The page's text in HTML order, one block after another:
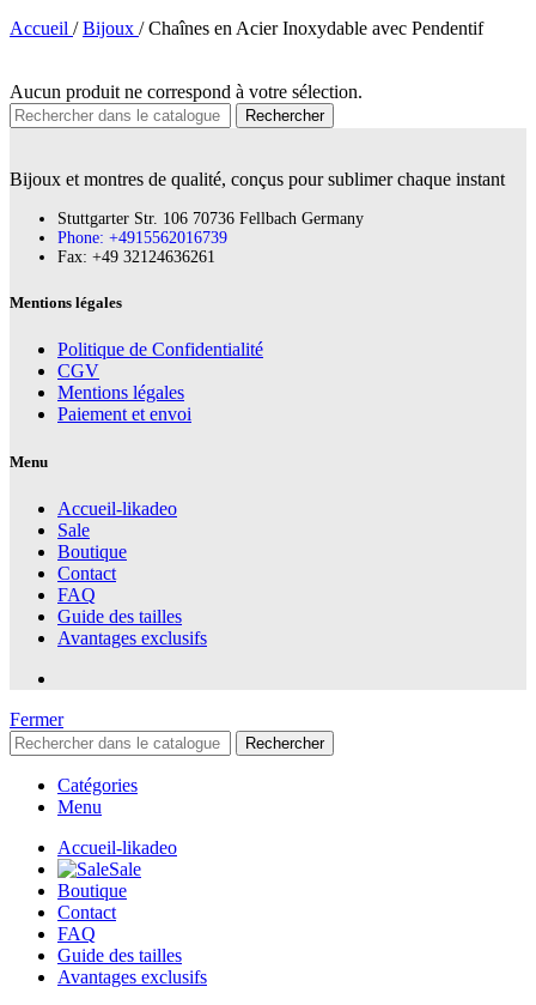
Accueil / Bijoux / Chaînes en Acier Inoxydable avec Pendentif
Aucun produit ne correspond à votre sélection.
Rechercher
Bijoux et montres de qualité, conçus pour sublimer chaque instant
Stuttgarter Str. 106 70736 Fellbach Germany
Phone: +4915562016739
Fax:‪ +49 32124636261
Mentions légales
Politique de Confidentialité
CGV
Mentions légales
Paiement et envoi
Menu
Accueil-likadeo
Sale
Boutique
Contact
FAQ
Guide des tailles
Avantages exclusifs
Fermer
Rechercher
Catégories
Menu
Accueil-likadeo
Sale
Boutique
Contact
FAQ
Guide des tailles
Avantages exclusifs